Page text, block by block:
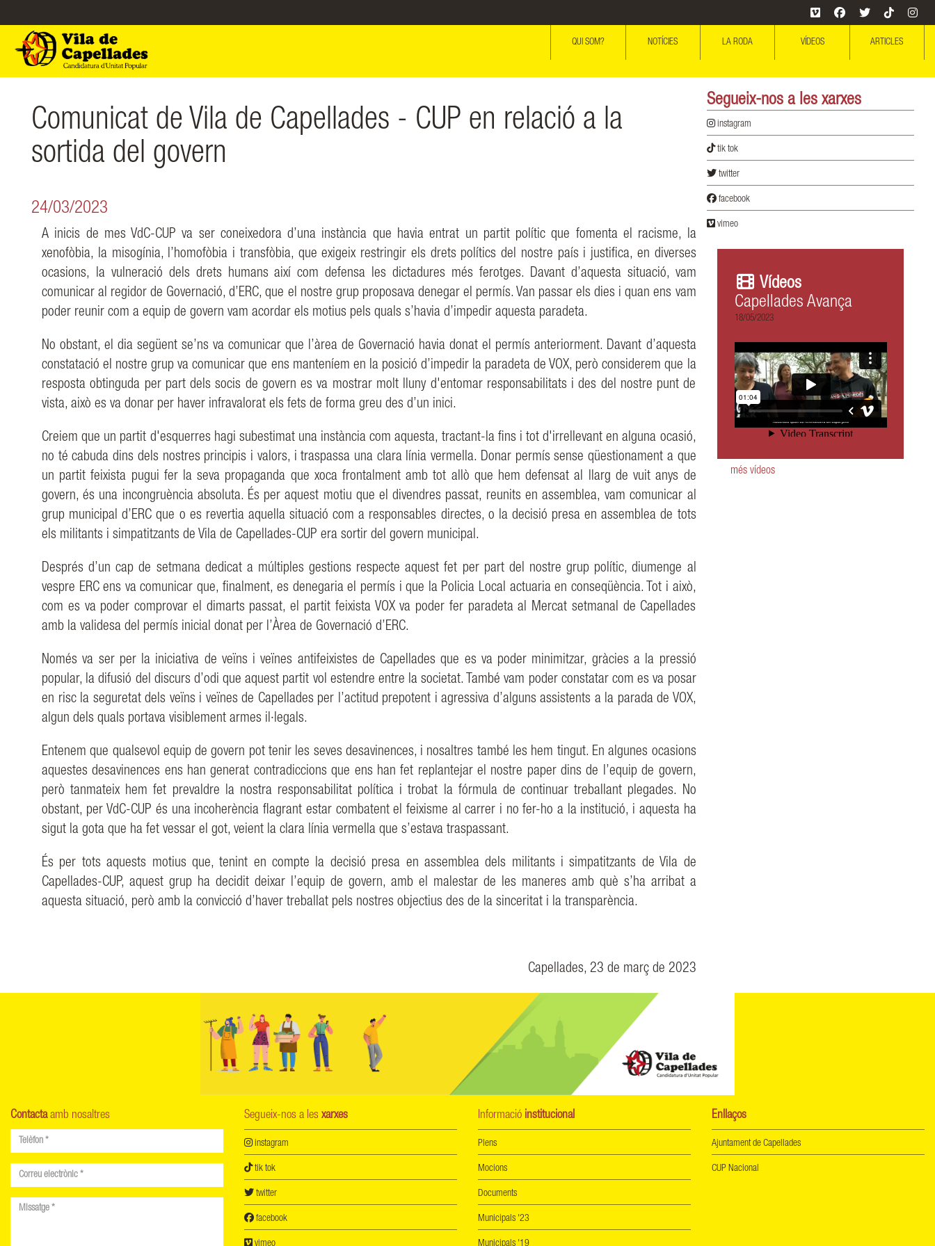
QUI SOM? NOTÍCIES LA RODA VÍDEOS ARTICLES
Comunicat de Vila de Capellades - CUP en relació a la
sortida del govern
24/03/2023
A inicis de mes VdC-CUP va ser coneixedora d’una instància que havia entrat un partit polític que fomenta el racisme, la
xenofòbia, la misogínia, l’homofòbia i transfòbia, que exigeix restringir els drets polítics del nostre país i justifica, en diverses
ocasions, la vulneració dels drets humans així com defensa lesdictadures més ferotges. Davant d’aquesta situació, vam
comunicar al regidorde Governació, d’ERC, que el nostre grup proposava denegar el permís. Van passar els dies i quan ens vam
poder reunir com a equip de govern vam acordar els motius pels quals s’havia d’impedir aquesta paradeta.
No obstant, el dia següent se’ns va comunicar que l’àrea de Governació haviadonat el permís anteriorment. Davant d’aquesta
constatació el nostre grup vacomunicar que ens manteníem en la posició d’impedir la paradeta de VOX, però considerem que la
resposta obtinguda per part dels socis de govern es va mostrar molt lluny d'entomar responsabilitats i des del nostre punt de
vista, això es va donar per haver infravalorat els fets de forma greu des d’un inici.
Creiem que un partit d'esquerres hagi subestimat una instància com aquesta, tractant-la fins i tot d'irrellevant en alguna ocasió,
no té cabuda dins dels nostres principis i valors, i traspassa una clara línia vermella. Donar permíssense qüestionament a que
un partit feixista pugui fer la seva propaganda que xoca frontalment amb tot allò que hem defensat al llarg de vuit anys de
govern,és una incongruència absoluta. És per aquest motiu que el divendres passat, reunits en assemblea, vam comunicar al
grup municipal d’ERC que o es revertia aquella situació com a responsables directes, o la decisió presa enassemblea de tots
els militants i simpatitzants de Vila de Capellades-CUP era sortir del govern municipal.
Després d’un cap de setmana dedicat a múltiples gestions respecte aquest fet per part del nostre grup polític, diumenge al
vespre ERC ens va comunicar que, finalment, es denegaria el permís i que la Policia Local actuaria en conseqüència. Tot i això,
com es va poder comprovar el dimarts passat, el partit feixista VOX va poder fer paradeta al Mercat setmanal de Capellades
amb la validesa del permís inicial donat per l’Àrea de Governació d’ERC.
Només va ser per la iniciativa de veïns i veïnes antifeixistes de Capellades que es va poder minimitzar, gràcies a la pressió
popular, la difusió del discurs d’odi que aquest partit vol estendre entre la societat. També vam poder constatar com es va posar
en risc la seguretat dels veïns i veïnes de Capellades per l’actitud prepotent i agressiva d’alguns assistents a la parada de VOX,
algun dels quals portava visiblement armes il·legals.
Entenem que qualsevol equip de govern pot tenir les seves desavinences, i nosaltres també les hem tingut. En algunes ocasions
aquestes desavinences ens han generat contradiccions que ens han fet replantejar el nostre paper dinsde l’equip de govern,
però tanmateix hem fet prevaldre la nostra responsabilitat política i trobat la fórmula de continuar treballant plegades. No
obstant, per VdC-CUP és una incoherència flagrant estar combatent el feixisme al carrer i no fer-ho a la institució, i aquesta ha
sigut la gota que ha fet vessar el got, veient la clara línia vermella que s’estava traspassant.
És per tots aquests motius que, tenint en compte la decisió presa en assembleadels militants i simpatitzants de Vila de
Capellades-CUP, aquest grup ha decidit deixar l’equip de govern, amb el malestar de les maneres amb què s’ha arribat a
aquesta situació, però amb la convicció d’haver treballat pels nostres objectius des de la sinceritat i la transparència.
Capellades, 23 de març de 2023
Segueix-nos a les xarxes
instagram
tik tok
twitter
facebook
vimeo
Vídeos
Capellades Avança
18/05/2023
més vídeos
Contactaamb nosaltres Segueix-nos a les xarxes
instagram
tik tok
twitter
facebook
vimeo
Informació institucional
Plens
Mocions
Documents
Municipals '23
Municipals '19
Enllaços
Ajuntament de Capellades
CUP Nacional